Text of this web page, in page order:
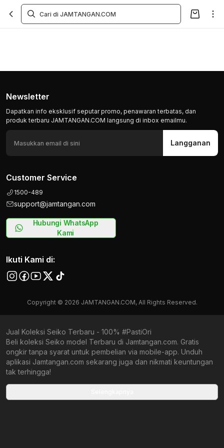
Newsletter
Dapatkan info eksklusif seputar promo, penawaran terbatas, dan
produk terbaru JAMTANGAN.COM langsung di inbox emailmu.
Langganan
Customer Service
1500-489
support@jamtangan.com
Hubungi WhatsApp
Kami
Ikuti Kami di:
Copyright © 2026 JAMTANGAN.COM, All Rights Reserved.
Jual Koleksi Seiko Terbaru - 100% #PastiOri
Beli koleksi Seiko model Terbaru di Jamtangan.com. Gratis
ongkir tanpa syarat untuk pembelian via mobile-app. Unduh
aplikasi Jamtangan.com sekarang juga dan nikmati keuntungan
tak terhingga!
Seiko PADI Special Edition Green